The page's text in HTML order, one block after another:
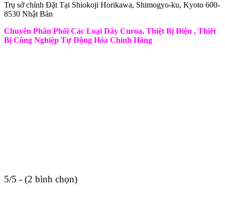
Trụ sở chính Đặt Tại Shiokoji Horikawa, Shimogyo-ku, Kyoto 600-
8530 Nhật Bản
Chuyên Phân Phối Các Loại Dây Curoa, Thiệt Bị Điện , Thiết
Bị Công Nghiệp Tự Động Hóa Chính Hãng
5/5 - (2 bình chọn)